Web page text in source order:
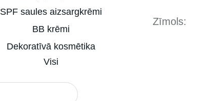
SPF saules aizsargkrēmi
Zīmols:
Visi
BB krēmi
Dekoratīvā kosmētika